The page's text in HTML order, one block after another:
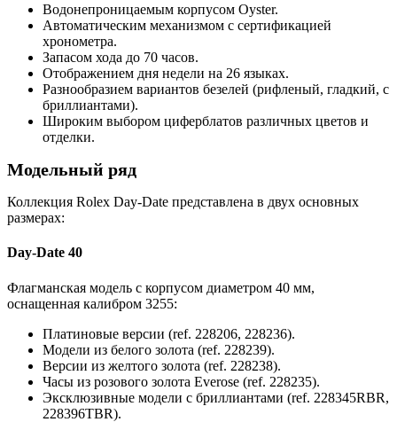
Водонепроницаемым корпусом Oyster.
Автоматическим механизмом с сертификацией
хронометра.
Запасом хода до 70 часов.
Отображением дня недели на 26 языках.
Разнообразием вариантов безелей (рифленый, гладкий, с
бриллиантами).
Широким выбором циферблатов различных цветов и
отделки.
Модельный ряд
Коллекция Rolex Day-Date представлена в двух основных
размерах:
Day-Date 40
Флагманская модель с корпусом диаметром 40 мм,
оснащенная калибром 3255:
Платиновые версии (ref. 228206, 228236).
Модели из белого золота (ref. 228239).
Версии из желтого золота (ref. 228238).
Часы из розового золота Everose (ref. 228235).
Эксклюзивные модели с бриллиантами (ref. 228345RBR,
228396TBR).